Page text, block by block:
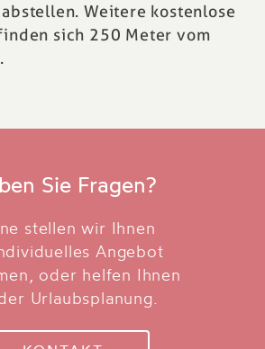
Weitere kostenlose
sich 250 Meter vom
Sie Fragen?
stellen wir Ihnen
Angebot
oder helfen Ihnen
Urlaubsplanung.